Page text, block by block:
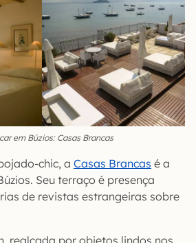
em Búzios: Casas Brancas
chic, a Casas Brancas é a
Seu terraço é presença
de revistas estrangeiras sobre
realçada por objetos lindos nos